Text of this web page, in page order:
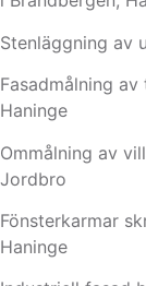
Stenläggning av
Fasadmålning
Haninge
Ommålning av
Jordbro
Fönsterkarmar
Haninge